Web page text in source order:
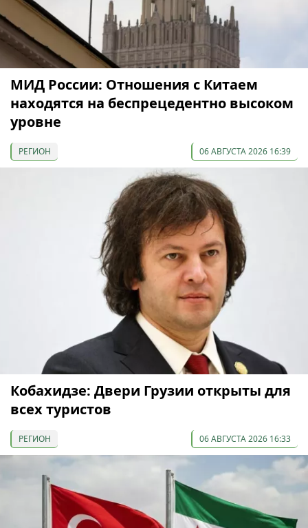
МИД России: Отношения с Китаем
находятся на беспрецедентно высоком
уровне
РЕГИОН 06 АВГУСТА 2026 16:39
Кобахидзе: Двери Грузии открыты для
всех туристов
РЕГИОН 06 АВГУСТА 2026 16:33